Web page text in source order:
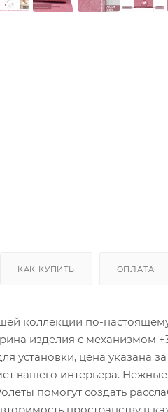
КАК КУПИТЬ ОПЛАТА
коллекции по-
изделия с механизмом
установки, цена указана
вашего интерьера.
помогут создать